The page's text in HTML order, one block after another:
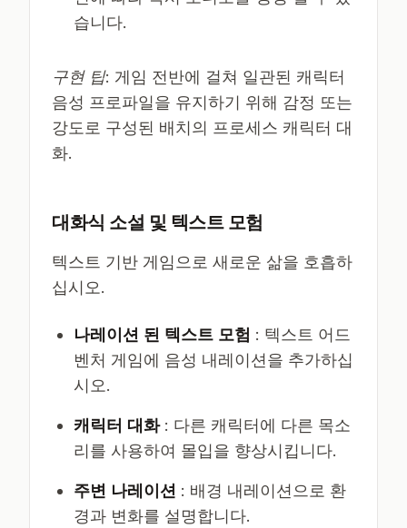
습니다.
구현 팁: 게임 전반에 걸쳐 일관된 캐릭터
음성 프로파일을 유지하기 위해 감정 또는
강도로 구성된 배치의 프로세스 캐릭터 대
화.
대화식 소설 및 텍스트 모험
텍스트 기반 게임으로 새로운 삶을 호흡하
십시오.
나레이션 된 텍스트 모험 : 텍스트 어드
벤처 게임에 음성 내레이션을 추가하십
시오.
캐릭터 대화 : 다른 캐릭터에 다른 목소
리를 사용하여 몰입을 향상시킵니다.
주변 나레이션 : 배경 내레이션으로 환
경과 변화를 설명합니다.